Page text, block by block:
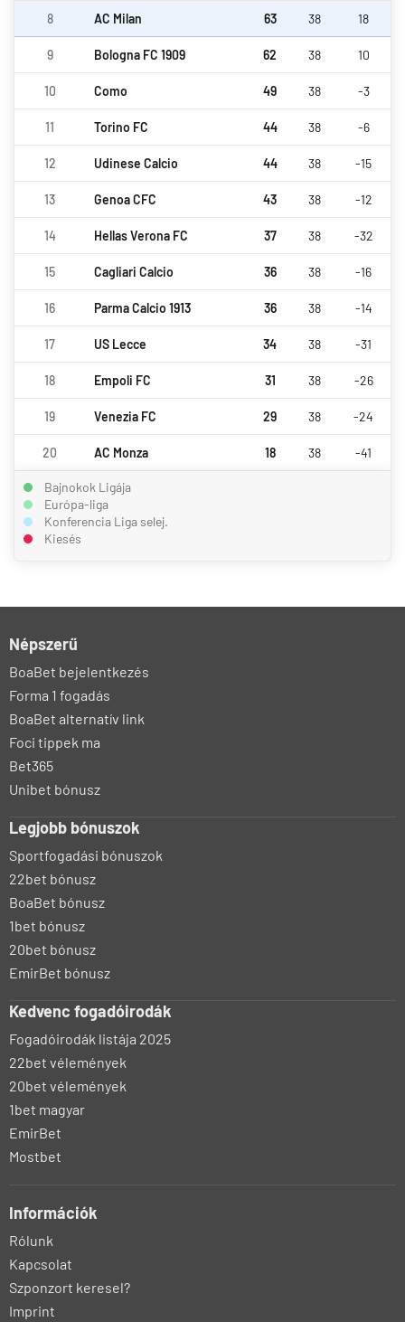
8 AC Milan 63 38 18
9 Bologna FC 1909 62 38 10
10 Como 49 38 -3
11 Torino FC 44 38 -6
12 Udinese Calcio 44 38 -15
13 Genoa CFC 43 38 -12
14 Hellas Verona FC 37 38 -32
15 Cagliari Calcio 36 38 -16
16 Parma Calcio 1913 36 38 -14
17 US Lecce 34 38 -31
18 Empoli FC 31 38 -26
19 Venezia FC 29 38 -24
20 AC Monza 18 38 -41
Bajnokok Ligája
Európa-liga
Konferencia Liga selej.
Kiesés
Népszerű
BoaBet bejelentkezés
Forma 1 fogadás
BoaBet alternatív link
Foci tippek ma
Bet365
Unibet bónusz
Legjobb bónuszok
Sportfogadási bónuszok
22bet bónusz
BoaBet bónusz
1bet bónusz
20bet bónusz
EmirBet bónusz
Kedvenc fogadóirodák
Fogadóirodák listája 2025
22bet vélemények
20bet vélemények
1bet magyar
EmirBet
Mostbet
Információk
Rólunk
Kapcsolat
Szponzort keresel?
Imprint